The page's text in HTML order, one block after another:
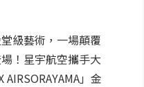
級藝術，一場顛覆
！星宇航空攜手大
」金